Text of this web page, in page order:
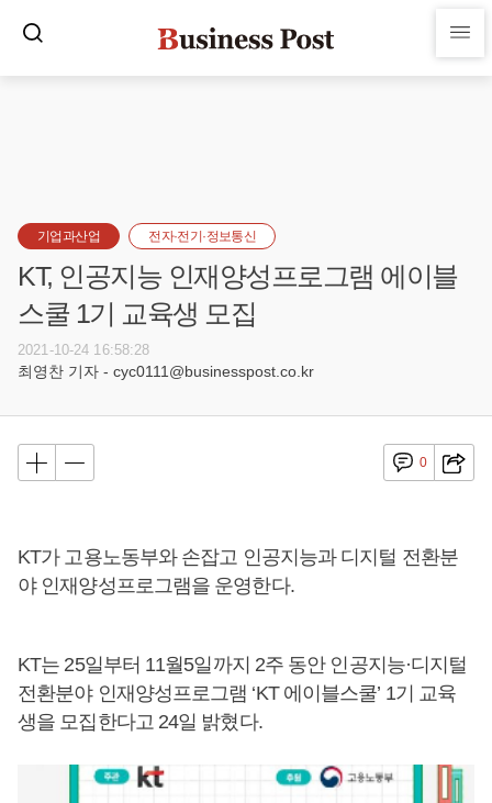
기업과산업 전자·전기·정보통신
KT, 인공지능 인재양성프로그램 에이블
스쿨 1기 교육생 모집
2021-10-24 16:58:28
최영찬 기자 - cyc0111@businesspost.co.kr
0
KT가 고용노동부와 손잡고 인공지능과 디지털 전환분
야 인재양성프로그램을 운영한다.
KT는 25일부터 11월5일까지 2주 동안 인공지능·디지털
전환분야 인재양성프로그램 ‘KT 에이블스쿨’ 1기 교육
생을 모집한다고 24일 밝혔다.